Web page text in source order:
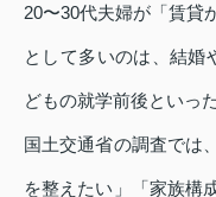
20〜30代夫婦が「賃貸
として多いのは、結婚
どもの就学前後といっ
国土交通省の調査では
を整えたい」「家族構